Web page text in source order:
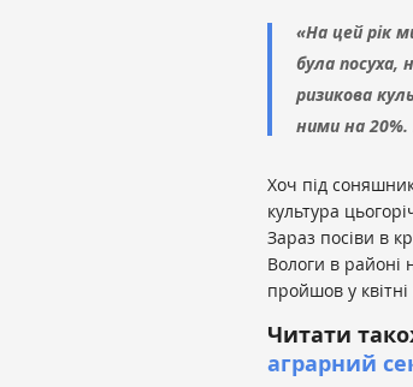
«На цей рік
була посуха,
ризикова
ними на
Хоч під
культура
Зараз посіви в
Вологи в районі
пройшов у
Читати
аграрний